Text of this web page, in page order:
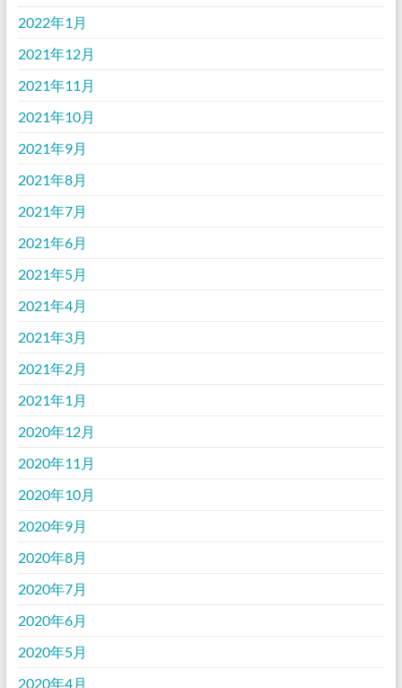
2022年1月
2021年12月
2021年11月
2021年10月
2021年9月
2021年8月
2021年7月
2021年6月
2021年5月
2021年4月
2021年3月
2021年2月
2021年1月
2020年12月
2020年11月
2020年10月
2020年9月
2020年8月
2020年7月
2020年6月
2020年5月
2020年4月